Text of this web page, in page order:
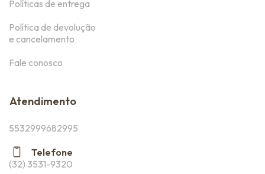
Políticas de entrega
Política de devolução
e cancelamento
Fale conosco
Atendimento
5532999682995
Telefone
(32) 3531-9320